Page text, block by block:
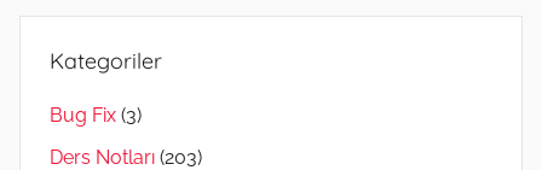
Kategoriler
Bug Fix (3)
Ders Notları (203)